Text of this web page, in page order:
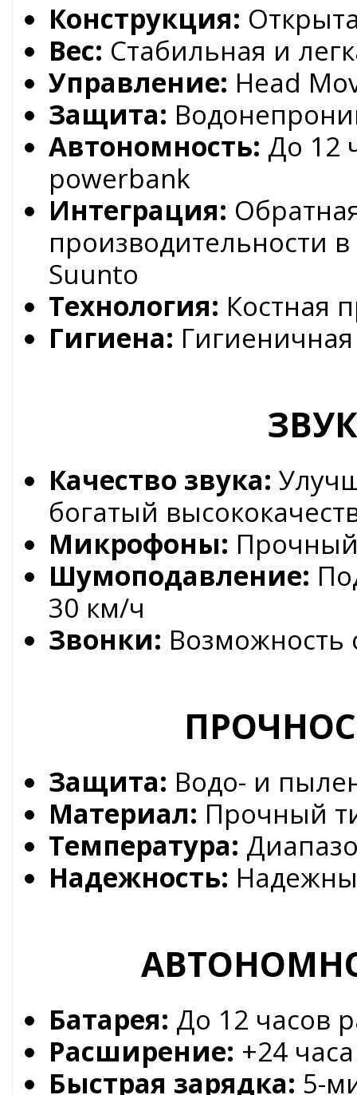
Конструкция:
Вес: Стабильная и
Управление: Head
Защита:
Автономность: До 12
powerbank
Интеграция:
производительности
Suunto
Технология: Костная
Гигиена:
Качество звука:
богатый
Микрофоны:
Шумоподавление:
30 км/ч
Звонки: Возможность
Защита: Водо- и
Материал: Прочный
Температура:
Надежность:
Батарея: До 12 часов
Расширение: +24
Быстрая зарядка: 5-